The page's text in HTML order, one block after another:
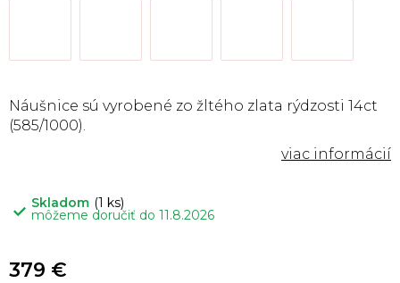
Skladom (1 ks)
môžeme doručiť do 11.8.2026
Náušnice sú vyrobené zo žltého zlata rýdzosti 14ct
(585/1000).
379 €